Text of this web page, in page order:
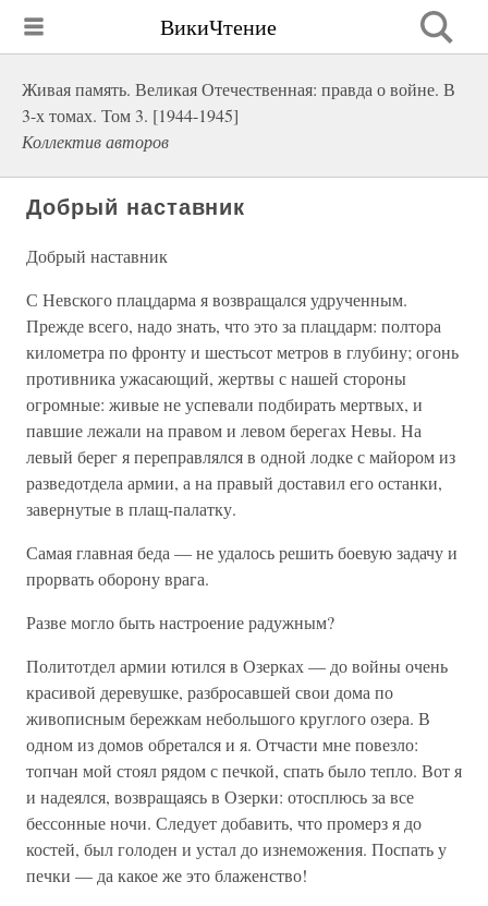
ВикиЧтение
Живая память. Великая Отечественная: правда о войне. В
3-х томах. Том 3. [1944-1945]
Коллектив авторов
Добрый наставник
Добрый наставник
С Невского плацдарма я возвращался удрученным.
Прежде всего, надо знать, что это за плацдарм: полтора
километра по фронту и шестьсот метров в глубину; огонь
противника ужасающий, жертвы с нашей стороны
огромные: живые не успевали подбирать мертвых, и
павшие лежали на правом и левом берегах Невы. На
левый берег я переправлялся в одной лодке с майором из
разведотдела армии, а на правый доставил его останки,
завернутые в плащ-палатку.
Самая главная беда — не удалось решить боевую задачу и
прорвать оборону врага.
Разве могло быть настроение радужным?
Политотдел армии ютился в Озерках — до войны очень
красивой деревушке, разбросавшей свои дома по
живописным бережкам небольшого круглого озера. В
одном из домов обретался и я. Отчасти мне повезло:
топчан мой стоял рядом с печкой, спать было тепло. Вот я
и надеялся, возвращаясь в Озерки: отосплюсь за все
бессонные ночи. Следует добавить, что промерз я до
костей, был голоден и устал до изнеможения. Поспать у
печки — да какое же это блаженство!